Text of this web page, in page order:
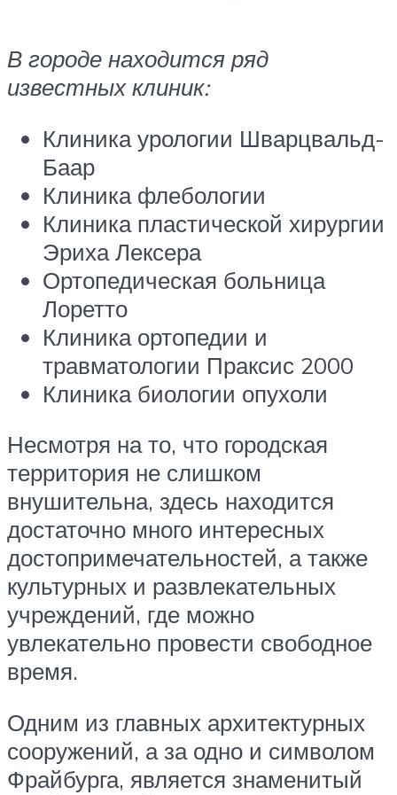
В городе находится ряд
известных клиник:
Клиника урологии Шварцвальд-
Баар
Клиника флебологии
Клиника пластической хирургии
Эриха Лексера
Ортопедическая больница
Лоретто
Клиника ортопедии и
травматологии Праксис 2000
Клиника биологии опухоли
Несмотря на то, что городская
территория не слишком
внушительна, здесь находится
достаточно много интересных
достопримечательностей, а также
культурных и развлекательных
учреждений, где можно
увлекательно провести свободное
время.
Одним из главных архитектурных
сооружений, а за одно и символом
Фрайбурга, является знаменитый